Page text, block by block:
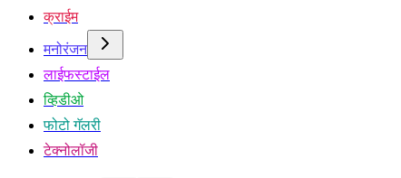
क्राईम
मनोरंजन
लाईफस्टाईल
व्हिडीओ
फोटो गॅलरी
टेक्नोलॉजी